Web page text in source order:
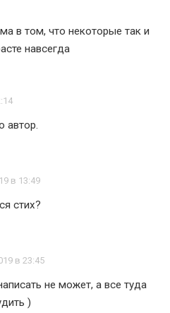
в том, что некоторые так и
навсегда
автор.
в 13:49
стих?
в 23:45
не может, а все туда
)